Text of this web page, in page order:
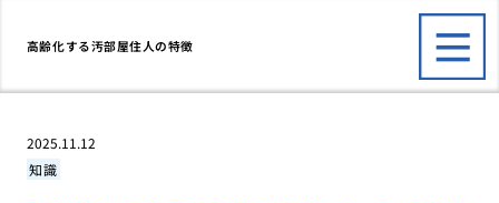
高齢化する汚部屋住人の特徴
2025.11.12
知識